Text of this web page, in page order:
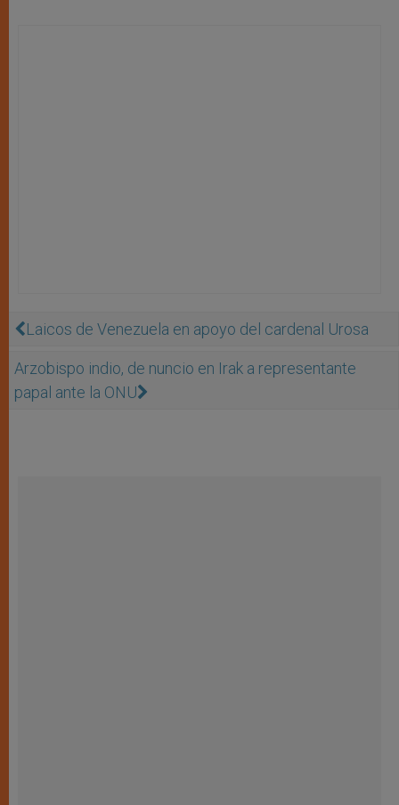
Laicos de Venezuela en apoyo del cardenal Urosa
Arzobispo indio, de nuncio en Irak a representante
papal ante la ONU